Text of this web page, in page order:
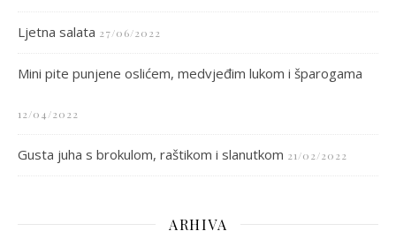
Ljetna salata 27/06/2022
Mini pite punjene oslićem, medvjeđim lukom i šparogama
12/04/2022
Gusta juha s brokulom, raštikom i slanutkom 21/02/2022
ARHIVA